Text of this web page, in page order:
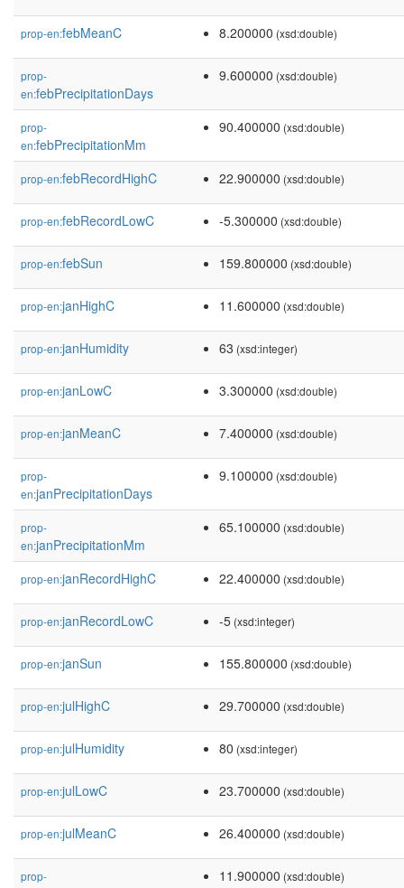
prop-en:febMeanC 8.200000 (xsd:double)
prop-
en:febPrecipitationDays
9.600000 (xsd:double)
prop-
en:febPrecipitationMm
90.400000 (xsd:double)
prop-en:febRecordHighC 22.900000 (xsd:double)
prop-en:febRecordLowC -5.300000 (xsd:double)
prop-en:febSun 159.800000 (xsd:double)
prop-en:janHighC 11.600000 (xsd:double)
prop-en:janHumidity 63 (xsd:integer)
prop-en:janLowC 3.300000 (xsd:double)
prop-en:janMeanC 7.400000 (xsd:double)
prop-
en:janPrecipitationDays
9.100000 (xsd:double)
prop-
en:janPrecipitationMm
65.100000 (xsd:double)
prop-en:janRecordHighC 22.400000 (xsd:double)
prop-en:janRecordLowC -5 (xsd:integer)
prop-en:janSun 155.800000 (xsd:double)
prop-en:julHighC 29.700000 (xsd:double)
prop-en:julHumidity 80 (xsd:integer)
prop-en:julLowC 23.700000 (xsd:double)
prop-en:julMeanC 26.400000 (xsd:double)
prop-
11.900000 (xsd:double)